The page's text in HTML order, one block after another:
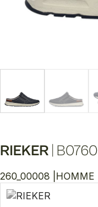
RIEKER B0760
260_00008 | HOMME